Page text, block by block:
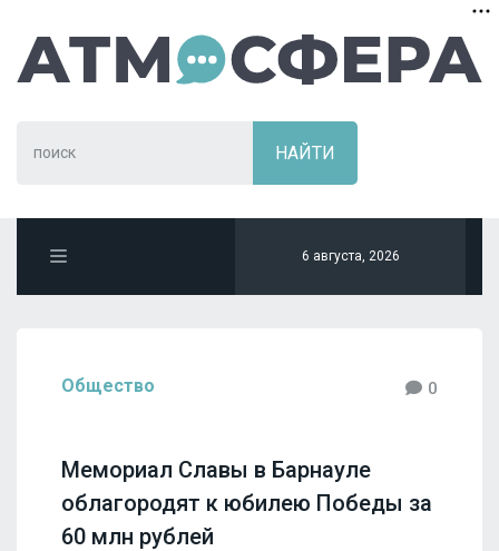
6 августа, 2026
Общество 0
Мемориал Славы в Барнауле
облагородят к юбилею Победы за
60 млн рублей